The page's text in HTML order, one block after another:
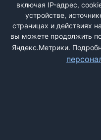
включая IP-адрес,
устройстве,
страницах и действиях
вы можете продолжить
Яндекс.Метрики.